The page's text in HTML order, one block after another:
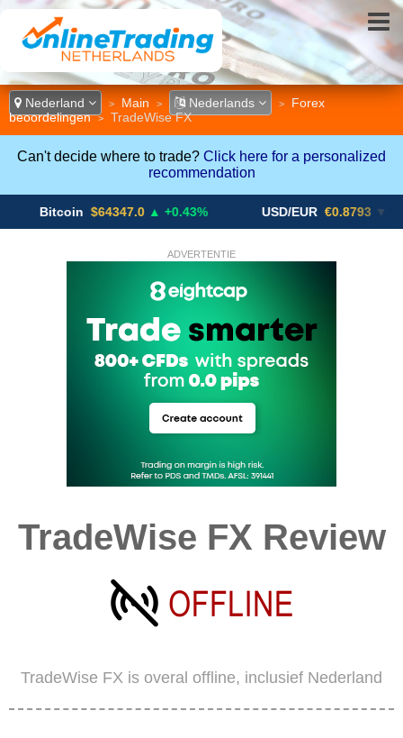
Nederland > Main > Nederlands >
Forex
beoordelingen
> TradeWise FX
Can't decide where to trade? Click here for a personalized
recommendation
$64347.0 ▲ +0.43% USD/EUR €0.8793 ▼
ADVERTENTIE
TradeWise FX Review
TradeWise FX is overal offline, inclusief Nederland